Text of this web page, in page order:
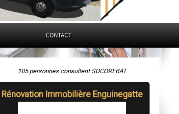
CONTACT
105 personnes consultent SOCOREBAT
Rénovation Immobilière Enguinegatte